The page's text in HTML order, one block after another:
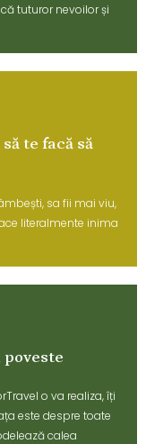
tuturor nevoilor și
te facă să
sa fii mai viu,
literalmente inima
o va realiza, îți
este despre toate
calea